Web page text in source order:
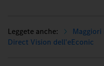
Direct Vision dell'eEconic